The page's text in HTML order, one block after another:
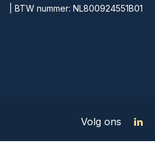
| BTW nummer: NL800924551B01
Volg ons